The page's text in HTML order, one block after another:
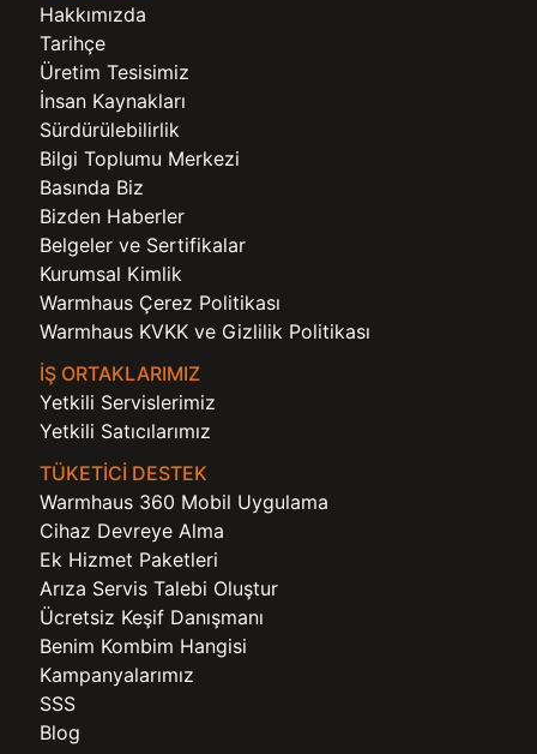
Hakkımızda
Tarihçe
Üretim Tesisimiz
İnsan Kaynakları
Sürdürülebilirlik
Bilgi Toplumu Merkezi
Basında Biz
Bizden Haberler
Belgeler ve Sertifikalar
Kurumsal Kimlik
Warmhaus Çerez Politikası
Warmhaus KVKK ve Gizlilik Politikası
İŞ ORTAKLARIMIZ
Yetkili Servislerimiz
Yetkili Satıcılarımız
TÜKETİCİ DESTEK
Warmhaus 360 Mobil Uygulama
Cihaz Devreye Alma
Ek Hizmet Paketleri
Arıza Servis Talebi Oluştur
Ücretsiz Keşif Danışmanı
Benim Kombim Hangisi
Kampanyalarımız
SSS
Blog